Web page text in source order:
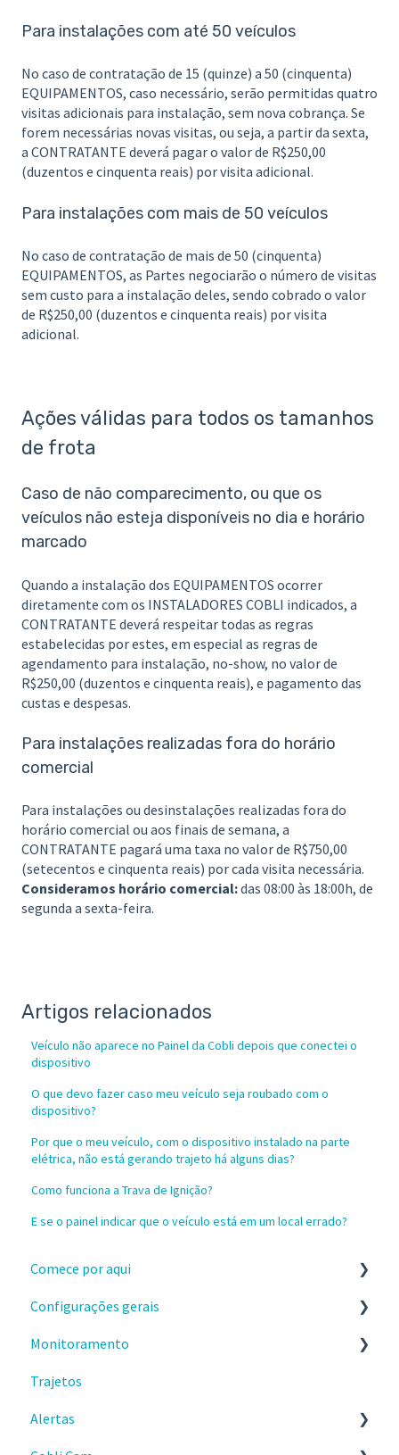
Para instalações com até 50 veículos
No caso de contratação de 15 (quinze) a 50 (cinquenta)
EQUIPAMENTOS, caso necessário, serão permitidas quatro
visitas adicionais para instalação, sem nova cobrança. Se
forem necessárias novas visitas, ou seja, a partir da sexta,
a CONTRATANTE deverá pagar o valor de R$250,00
(duzentos e cinquenta reais) por visita adicional.
Para instalações com mais de 50 veículos
No caso de contratação de mais de 50 (cinquenta)
EQUIPAMENTOS, as Partes negociarão o número de visitas
sem custo para a instalação deles, sendo cobrado o valor
de R$250,00 (duzentos e cinquenta reais) por visita
adicional.
Ações válidas para todos os tamanhos
de frota
Caso de não comparecimento, ou que os
veículos não esteja disponíveis no dia e horário
marcado
Quando a instalação dos EQUIPAMENTOS ocorrer
diretamente com os INSTALADORES COBLI indicados, a
CONTRATANTE deverá respeitar todas as regras
estabelecidas por estes, em especial as regras de
agendamento para instalação, no-show, no valor de
R$250,00 (duzentos e cinquenta reais), e pagamento das
custas e despesas.
Para instalações realizadas fora do horário
comercial
Para instalações ou desinstalações realizadas fora do
horário comercial ou aos finais de semana, a
CONTRATANTE pagará uma taxa no valor de R$750,00
(setecentos e cinquenta reais) por cada visita necessária.
Consideramos horário comercial:das 08:00 às 18:00h, de
segunda a sexta-feira.
Artigos relacionados
Veículo não aparece no Painel da Cobli depois que conectei o
dispositivo
O que devo fazer caso meu veículo seja roubado com o
dispositivo?
Por que o meu veículo, com o dispositivo instalado na parte
elétrica, não está gerando trajeto há alguns dias?
Como funciona a Trava de Ignição?
E se o painel indicar que o veículo está em um local errado?
Comece por aqui
Instalação e recebimento dos dispositivos
Configure a sua conta no painel da Cobli
Primeiros passos no painel da Cobli
Faça os treinamentos sobre o painel Cobli
Configurações gerais
Configurações
Celular
Gastos
Monitoramento
Painel Principal
Locais de interesse
Trajetos
Alertas